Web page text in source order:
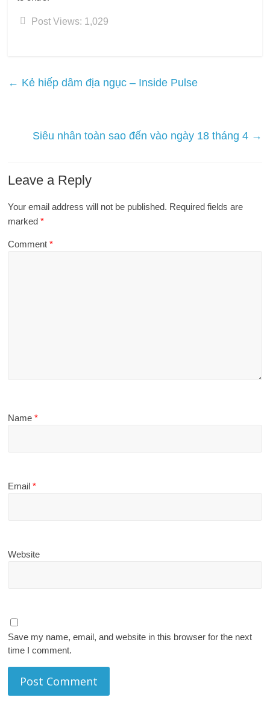
Post Views: 1,029
← Kẻ hiếp dâm địa ngục – Inside Pulse
Siêu nhân toàn sao đến vào ngày 18 tháng 4 →
Leave a Reply
Your email address will not be published. Required fields are
marked*
Comment*
Name*
Email*
Website
Save my name, email, and website in this browser for the next
time I comment.